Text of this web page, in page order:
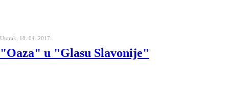
Utorak, 18. 04. 2017.
"Oaza" u "Glasu Slavonije"